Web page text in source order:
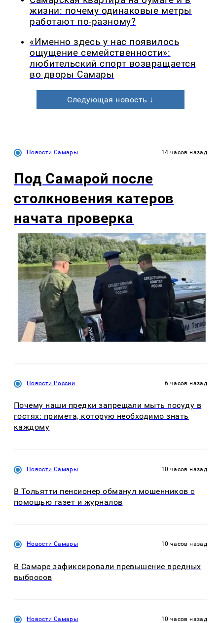
жизни: почему одинаковые метры
работают по-разному?
«Именно здесь у нас появилось
ощущение семейственности»:
любительский спорт возвращается
во дворы Самары
Следующая новость ↓
Новости Самары 14 часов назад
Под Самарой после
столкновения катеров
начата проверка
Новости России 6 часов назад
Почему наши предки запрещали мыть посуду в
гостях: примета, которую необходимо знать
каждому
Новости Самары 10 часов назад
В Тольятти пенсионер обманул мошенников с
помощью газет и журналов
Новости Самары 10 часов назад
В Самаре зафиксировали превышение вредных
выбросов
Новости Самары 10 часов назад